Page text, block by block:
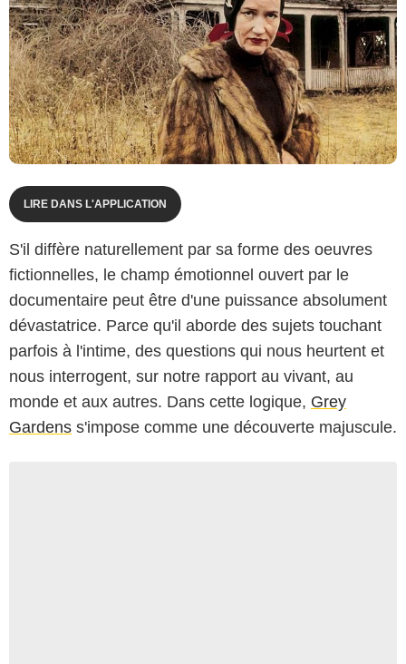
LIRE DANS L'APPLICATION
S'il diffère naturellement par sa forme des oeuvres
fictionnelles, le champ émotionnel ouvert par le
documentaire peut être d'une puissance absolument
dévastatrice. Parce qu'il aborde des sujets touchant
parfois à l'intime, des questions qui nous heurtent et
nous interrogent, sur notre rapport au vivant, au
monde et aux autres. Dans cette logique, Grey
Gardens s'impose comme une découverte majuscule.